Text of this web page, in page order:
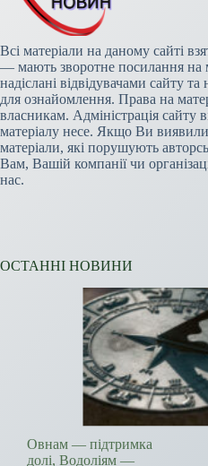
Всі матеріали на даному сайті
— мають зворотне посилання на
надіслані відвідувачами сайту
для ознайомлення. Права на
власникам. Адміністрація сайту
матеріалу несе. Якщо Ви
матеріали, які порушують
Вам, Вашій компанії чи
нас.
ОСТАННІ НОВИНИ
Овнам — підтримка
долі, Водоліям —